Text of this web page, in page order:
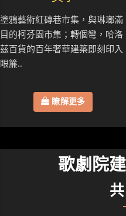
塗鴉藝術紅磚巷市集，與琳瑯滿
目的柯芬園市集；轉個彎，哈洛
茲百貨的百年奢華建築即刻印入
眼簾..
瞭解更多
歌劇院
共